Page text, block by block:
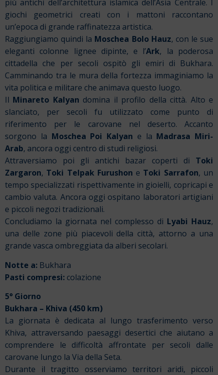
più antichi dell’architettura islamica dell’Asia Centrale. I
giochi geometrici creati con i mattoni raccontano
un’epoca di grande raffinatezza artistica.
Raggiungiamo quindi la Moschea Bolo Hauz, con le sue
eleganti colonne lignee dipinte, e l’Ark, la poderosa
cittadella che per secoli ospitò gli emiri di Bukhara.
Camminando tra le mura della fortezza immaginiamo la
vita politica e militare che animava questo luogo.
Il Minareto Kalyan domina il profilo della città. Alto e
slanciato, per secoli fu utilizzato come punto di
riferimento per le carovane nel deserto. Accanto
sorgono la Moschea Poi Kalyan e la Madrasa Miri-
Arab, ancora oggi centro di studi religiosi.
Attraversiamo poi gli antichi bazar coperti di Toki
Zargaron, Toki Telpak Furushon e Toki Sarrafon, un
tempo specializzati rispettivamente in gioielli, copricapi e
cambio valuta. Ancora oggi ospitano laboratori artigiani
e piccoli negozi tradizionali.
Concludiamo la giornata nel complesso di Lyabi Hauz,
una delle zone più piacevoli della città, attorno a una
grande vasca ombreggiata da alberi secolari.
Notte a: Bukhara
Pasti compresi: colazione
5° Giorno
Bukhara – Khiva (450 km)
La giornata è dedicata al lungo trasferimento verso
Khiva, attraversando paesaggi desertici che aiutano a
comprendere le difficoltà affrontate per secoli dalle
carovane lungo la Via della Seta.
Durante il tragitto osserviamo territori aridi, piccoli